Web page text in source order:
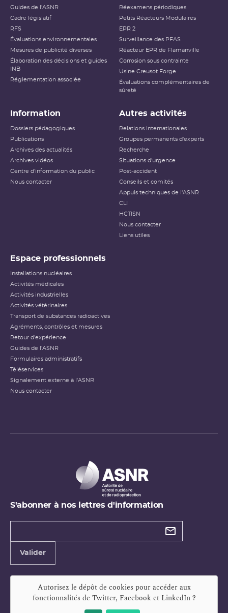
Guides de l'ASNR
Cadre législatif
RFS
Évaluations environnementales
Mesures de publicité diverses
Élaboration des décisions et guides
INB
Réglementation associée
Réexamens périodiques
Petits Réacteurs Modulaires
EPR 2
Surveillance des PFAS
Réacteur EPR de Flamanville
Corrosion sous contrainte
Usine Creusot Forge
Évaluations complémentaires de
sûreté
Information
Dossiers pédagogiques
Publications
Archives des actualités
Archives vidéos
Centre d'information du public
Nous contacter
Autres activités
Relations internationales
Groupes permanents d'experts
Recherche
Situations d'urgence
Post-accident
Conseils et comités
Appuis techniques de l'ASNR
CLI
HCTISN
Nous contacter
Liens utiles
Espace professionnels
Installations nucléaires
Activités médicales
Activités industrielles
Activités vétérinaires
Transport de substances radioactives
Agréments, contrôles et mesures
Retour d'expérience
Guides de l'ASNR
Formulaires administratifs
Téléservices
Signalement externe à l'ASNR
Nous contacter
S'abonner à nos lettres d'information
Types de
Valider
Autorisez le dépôt de cookies pour accéder aux
fonctionnalités de Twitter, Facebook et LinkedIn?